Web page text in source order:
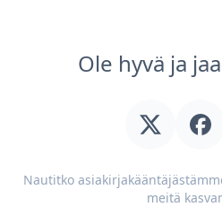
Ole hyvä ja
Nautitko
meitä